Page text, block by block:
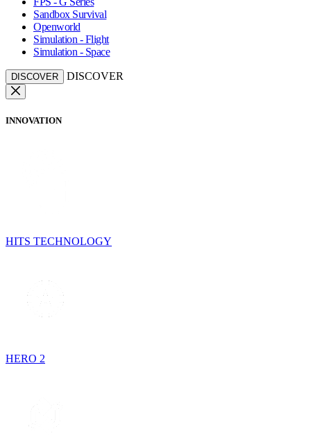
Sandbox Survival
Openworld
Simulation - Flight
Simulation - Space
DISCOVER DISCOVER
INNOVATION
HITS TECHNOLOGY
HERO 2